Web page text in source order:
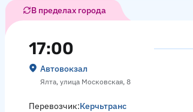
В пределах города
17:00
Автовокзал
Ялта, улица Московская, 8
Перевозчик:Керчьтранс